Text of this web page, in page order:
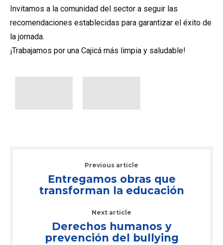
Invitamos a la comunidad del sector a seguir las
recomendaciones establecidas para garantizar el éxito de
la jornada.
¡Trabajamos por una Cajicá más limpia y saludable!
Previous article
Entregamos obras que
transforman la educación
Next article
Derechos humanos y
prevención del bullying